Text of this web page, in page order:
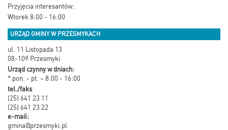
Przyjęcia interesantów:
Wtorek 8:00 - 16:00
URZĄD GMINY W PRZESMYKACH
ul. 11 Listopada 13
08-109 Przesmyki
Urząd czynny w dniach:
* pon. - pt. – 8:00 - 16:00
tel./faks
(25) 641 23 11
(25) 641 23 22
e-mail:
gmina@przesmyki.pl